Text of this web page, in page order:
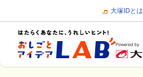
大塚IDとは